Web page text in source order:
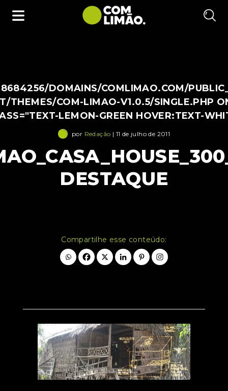
DOMAINS/COMLIMAO.COM/
THEMES/COM-LIMAO-V1.0.5/SINGLE.PHP
LEMON-GREEN HOVER:TEXT-
por Redação | 11 de julho de 2011
DESTAQUE
Compartilhe esse conteúdo: